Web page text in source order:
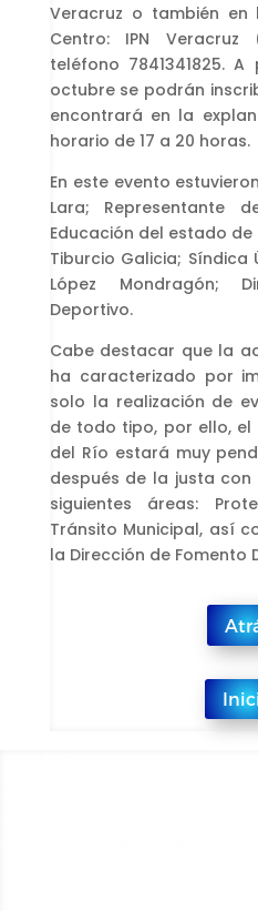
Veracruz o también en
Centro: IPN
teléfono 7841341825.
octubre se podrán
encontrará en la
horario de 17 a 20 horas.
En este evento
Lara; Representante
Educación del estado de
Tiburcio Galicia; Síndica
López Mondragón;
Deportivo.
Cabe destacar que la
ha caracterizado por
solo la realización de
de todo tipo, por ello, el
del Río estará muy
después de la justa
siguientes áreas:
Tránsito Municipal, así
la Dirección de Fomento